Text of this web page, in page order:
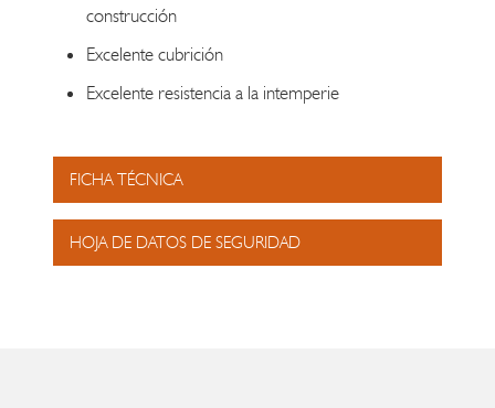
construcción
Excelente cubrición
Excelente resistencia a la intemperie
FICHA TÉCNICA
HOJA DE DATOS DE SEGURIDAD